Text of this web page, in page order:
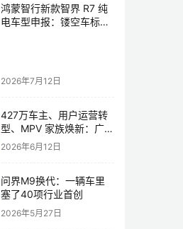
鸿蒙智行新款智界 R7 纯
电车型申报：镂空车标、
2026年7月12日
427万车主、用户运营转
型、MPV 家族焕新：广汽
传祺书写新传奇
2026年6月12日
问界M9换代：一辆车里
塞了40项行业首创
2026年5月27日